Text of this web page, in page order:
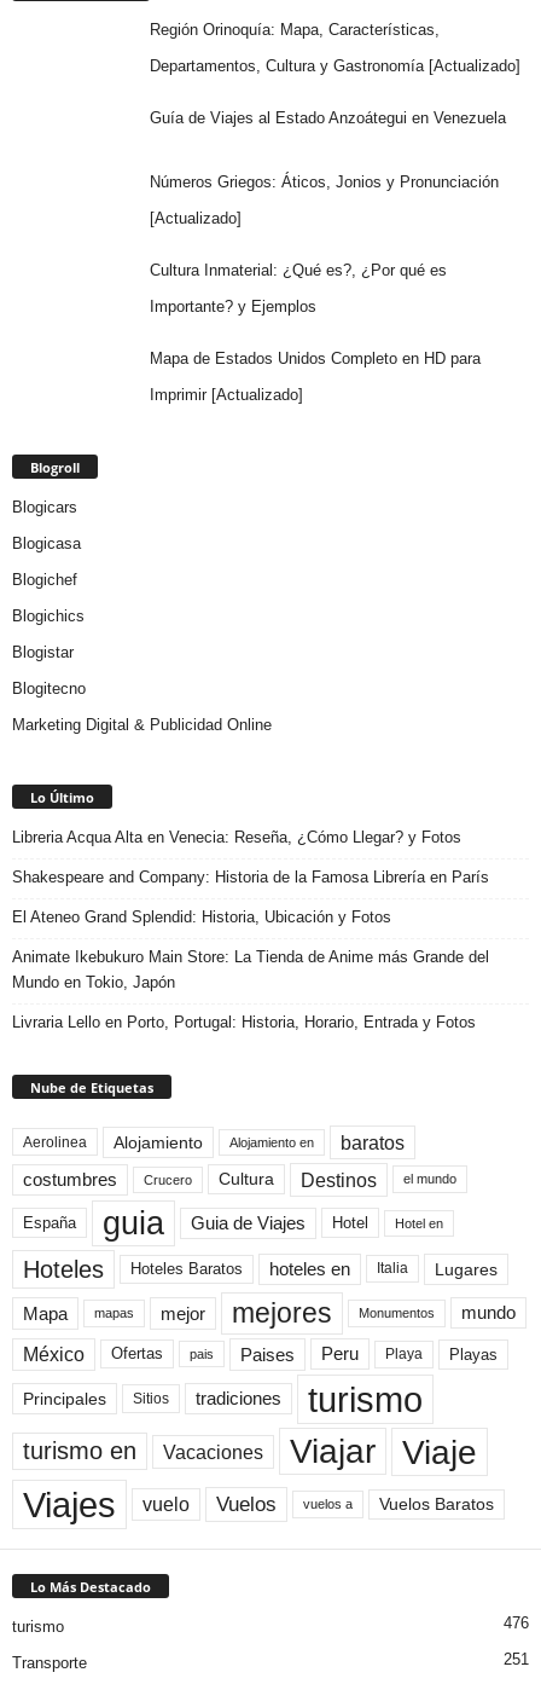
Región Orinoquía: Mapa, Características,
Departamentos, Cultura y Gastronomía [Actualizado]
Guía de Viajes al Estado Anzoátegui en Venezuela
Números Griegos: Áticos, Jonios y Pronunciación
[Actualizado]
Cultura Inmaterial: ¿Qué es?, ¿Por qué es
Importante? y Ejemplos
Mapa de Estados Unidos Completo en HD para
Imprimir [Actualizado]
Blogroll
Blogicars
Blogicasa
Blogichef
Blogichics
Blogistar
Blogitecno
Marketing Digital & Publicidad Online
Lo Último
Libreria Acqua Alta en Venecia: Reseña, ¿Cómo Llegar? y Fotos
Shakespeare and Company: Historia de la Famosa Librería en París
El Ateneo Grand Splendid: Historia, Ubicación y Fotos
Animate Ikebukuro Main Store: La Tienda de Anime más Grande del
Mundo en Tokio, Japón
Livraria Lello en Porto, Portugal: Historia, Horario, Entrada y Fotos
Nube de Etiquetas
Aerolinea Alojamiento Alojamiento en baratos
costumbres Crucero Cultura Destinos el mundo
España guia Guia de Viajes Hotel Hotel en
Hoteles Hoteles Baratos hoteles en Italia Lugares
Mapa mapas mejor mejores Monumentos mundo
México Ofertas pais Paises Peru Playa Playas
Principales Sitios tradiciones turismo
turismo en Vacaciones Viajar Viaje
Viajes vuelo Vuelos vuelos a Vuelos Baratos
Lo Más Destacado
turismo 476
Transporte 251